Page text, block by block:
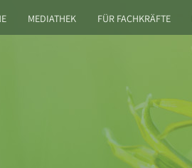
MEDIATHEK FÜR FACHKRÄFTE